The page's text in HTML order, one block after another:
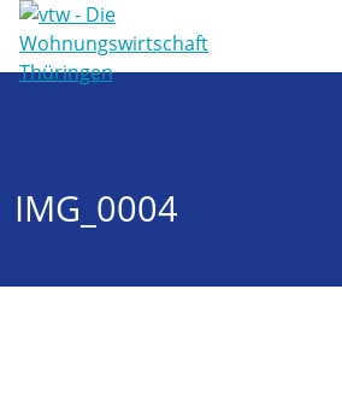
IMG_0004